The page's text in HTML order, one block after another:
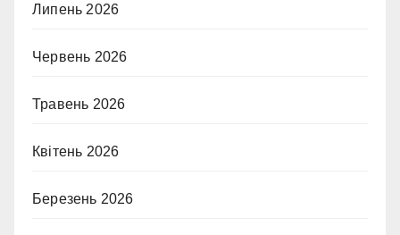
Липень 2026
Червень 2026
Травень 2026
Квітень 2026
Березень 2026